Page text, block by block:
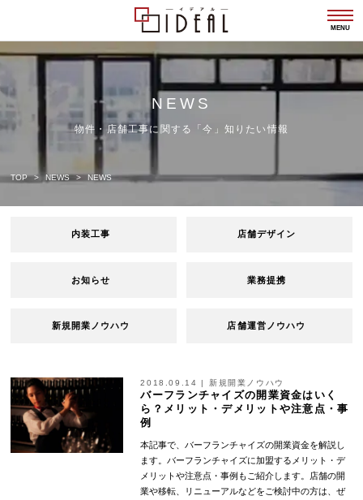
MENU
NEWS
物件・店舗工事に関する「今」知りたい情報
TOP NEWS NEWS
内装工事 店舗デザイン
お知らせ 業務提携
新規開業ノウハウ 店舗運営ノウハウ
2018.09.14 新規開業ノウハウ
バーフランチャイズの開業資金はいく
ら？メリット・デメリットや注意点・事
例
本記事で、バーフランチャイズの開業資金を解説し
ます。バーフランチャイズに加盟するメリット・デ
メリットや注意点・事例もご紹介します。店舗の開
業や移転、リニューアルなどをご検討中の方は、ぜ